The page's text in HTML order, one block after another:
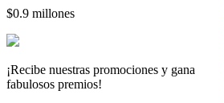
$0.9 millones
¡Recibe nuestras promociones y gana
fabulosos premios!